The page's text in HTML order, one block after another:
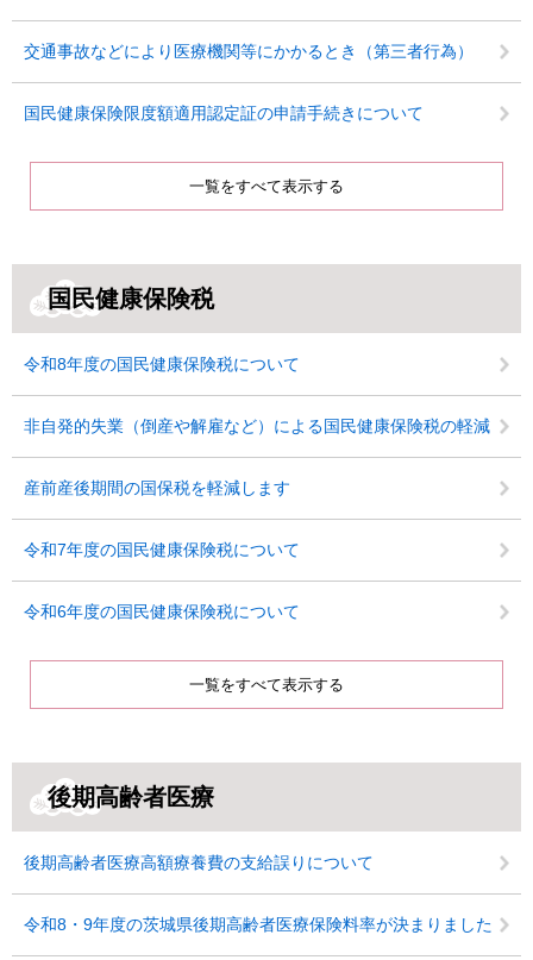
交通事故などにより医療機関等にかかるとき（第三者行為）
国民健康保険限度額適用認定証の申請手続きについて
一覧をすべて表示する
国民健康保険税
令和8年度の国民健康保険税について
非自発的失業（倒産や解雇など）による国民健康保険税の軽減
産前産後期間の国保税を軽減します
令和7年度の国民健康保険税について
令和6年度の国民健康保険税について
一覧をすべて表示する
後期高齢者医療
後期高齢者医療高額療養費の支給誤りについて
令和8・9年度の茨城県後期高齢者医療保険料率が決まりました